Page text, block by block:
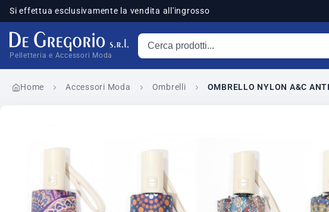
Si effettua esclusivamente la vendita all'ingrosso
Pelletteria e Accessori Moda
Cerca prodotti
Home Accessori Moda Ombrelli OMBRELLO NYLON A&C